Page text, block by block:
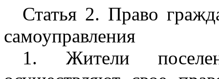
Статья 2. Право
самоуправления
1. Жители